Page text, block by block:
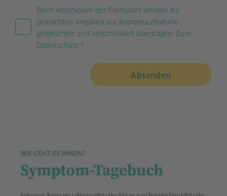
Beim Abschicken des Formulars werden die
gemachten Angaben zur Kontaktaufnahme
gespeichert und verschlüsselt übertragen. Zum
Datenschutz *